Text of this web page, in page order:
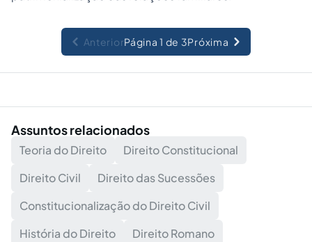
AnteriorPágina 1 de 3Próxima
Assuntos relacionados
Teoria do Direito
Direito Constitucional
Direito Civil
Direito das Sucessões
Constitucionalização do Direito Civil
História do Direito
Direito Romano